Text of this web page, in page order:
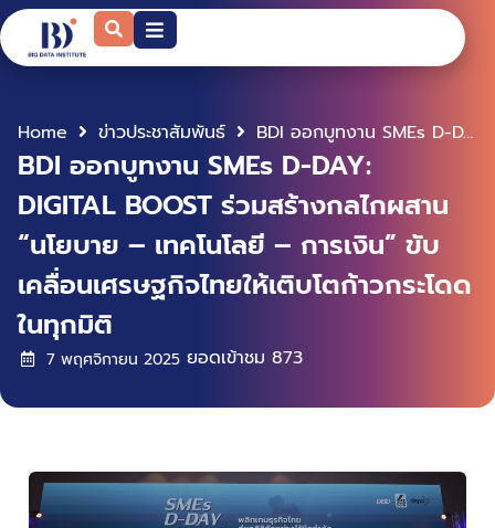
Home ข่าวประชาสัมพันธ์ BDI ออกบูทงาน SMEs D-DAY: DIGITAL BOOST ร่วมสร้างกลไกผสาน “นโยบาย – เทคโนโลยี – การเงิน” ขับเคลื่อนเศรษฐกิจไทยให้เติบโตก้าวกระโดดในทุกมิติ
BDI ออกบูทงาน SMEs D-DAY:
DIGITAL BOOST ร่วมสร้างกลไกผสาน
“นโยบาย – เทคโนโลยี – การเงิน” ขับ
เคลื่อนเศรษฐกิจไทยให้เติบโตก้าวกระโดด
ในทุกมิติ
7 พฤศจิกายน 2025 ยอดเข้าชม 873